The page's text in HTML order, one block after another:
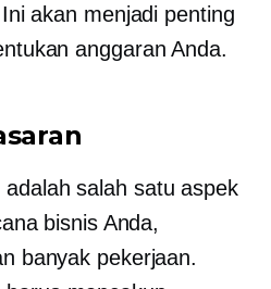
akan menjadi penting
anggaran Anda.
salah satu aspek
bisnis Anda,
banyak pekerjaan.